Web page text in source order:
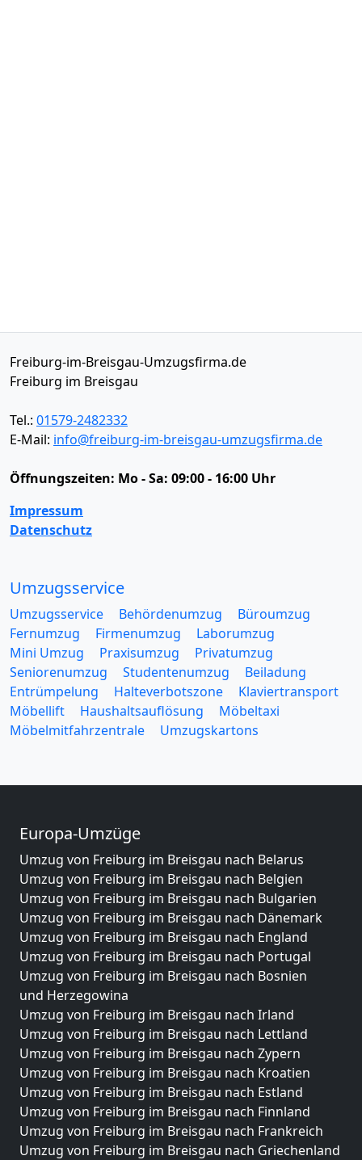
Freiburg-im-Breisgau-Umzugsfirma.de
Freiburg im Breisgau
Tel.: 01579-2482332
E-Mail: info@freiburg-im-breisgau-umzugsfirma.de
Öffnungszeiten: Mo - Sa: 09:00 - 16:00 Uhr
Impressum
Datenschutz
Umzugsservice
Umzugsservice Behördenumzug
Büroumzug
Fernumzug
Firmenumzug
Laborumzug
Mini Umzug
Praxisumzug
Privatumzug
Seniorenumzug
Studentenumzug
Beiladung
Entrümpelung
Halteverbotszone
Klaviertransport
Möbellift
Haushaltsauflösung
Möbeltaxi
Möbelmitfahrzentrale
Umzugskartons
Europa-Umzüge
Umzug von Freiburg im Breisgau nach Belarus
Umzug von Freiburg im Breisgau nach Belgien
Umzug von Freiburg im Breisgau nach Bulgarien
Umzug von Freiburg im Breisgau nach Dänemark
Umzug von Freiburg im Breisgau nach England
Umzug von Freiburg im Breisgau nach Portugal
Umzug von Freiburg im Breisgau nach Bosnien
und Herzegowina
Umzug von Freiburg im Breisgau nach Irland
Umzug von Freiburg im Breisgau nach Lettland
Umzug von Freiburg im Breisgau nach Zypern
Umzug von Freiburg im Breisgau nach Kroatien
Umzug von Freiburg im Breisgau nach Estland
Umzug von Freiburg im Breisgau nach Finnland
Umzug von Freiburg im Breisgau nach Frankreich
Umzug von Freiburg im Breisgau nach Griechenland